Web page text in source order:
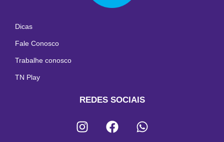
Dicas
Fale Conosco
Trabalhe conosco
TN Play
REDES SOCIAIS